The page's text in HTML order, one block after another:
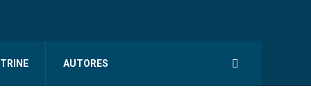
AUTORES